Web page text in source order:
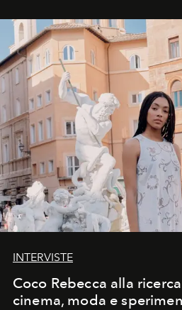
INTERVISTE
Coco Rebecca alla
cinema, moda e